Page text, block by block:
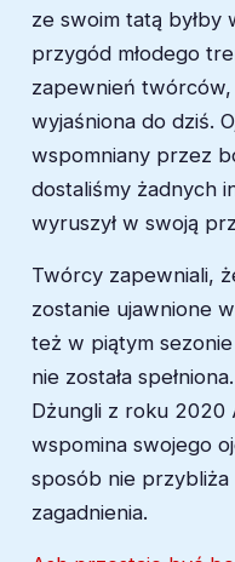
ze swoim tatą byłby
przygód młodego
zapewnień
wyjaśniona do dziś.
wspomniany przez
dostaliśmy żadnych
wyruszył w swoją
Twórcy zapewniali,
zostanie ujawnione
też w piątym
nie została
Dżungli z roku 2020
wspomina swojego
sposób nie
zagadnienia.